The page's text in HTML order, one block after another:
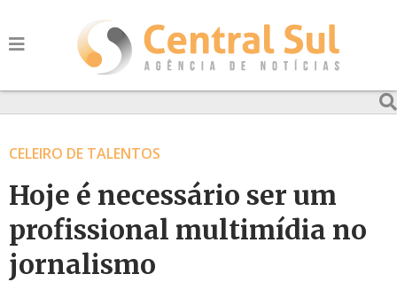
CELEIRO DE TALENTOS
Hoje é necessário ser um
profissional multimídia no
jornalismo